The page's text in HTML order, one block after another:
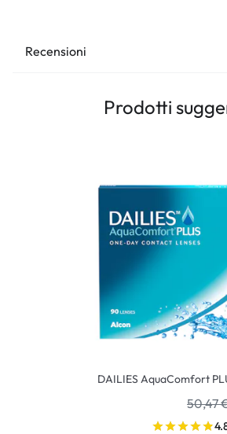
Recensioni
Prodotti
DAILIES AquaComfort
50,47